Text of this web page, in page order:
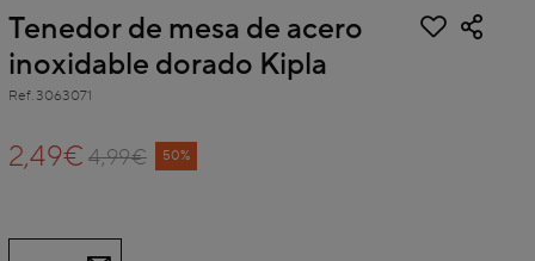
Tenedor de mesa de acero
inoxidable dorado Kipla
Ref. 3063071
Price reduced from
4,99€
to 50%
2,49€